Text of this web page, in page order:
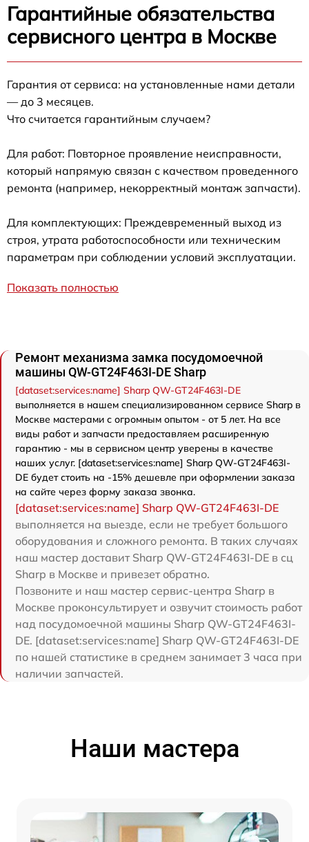
Гарантийные обязательства
сервисного центра в Москве
Гарантия от сервиса: на установленные нами детали
— до 3 месяцев.
Что считается гарантийным случаем?
Для работ: Повторное проявление неисправности,
который напрямую связан с качеством проведенного
ремонта (например, некорректный монтаж запчасти).
Для комплектующих: Преждевременный выход из
строя, утрата работоспособности или техническим
параметрам при соблюдении условий эксплуатации.
Показать полностью
Ремонт механизма замка посудомоечной
машины QW-GT24F463I-DE Sharp
[dataset:services:name] Sharp QW-GT24F463I-DE
выполняется в нашем специализированном сервисе Sharp в
Москве мастерами с огромным опытом - от 5 лет. На все
виды работ и запчасти предоставляем расширенную
гарантию - мы в сервисном центр уверены в качестве
наших услуг. [dataset:services:name] Sharp QW-GT24F463I-
DE будет стоить на -15% дешевле при оформлении заказа
на сайте через форму заказа звонка.
[dataset:services:name] Sharp QW-GT24F463I-DE
выполняется на выезде, если не требует большого
оборудования и сложного ремонта. В таких случаях
наш мастер доставит Sharp QW-GT24F463I-DE в сц
Sharp в Москве и привезет обратно.
Позвоните и наш мастер сервис-центра Sharp в
Москве проконсультирует и озвучит стоимость работ
над посудомоечной машины Sharp QW-GT24F463I-
DE. [dataset:services:name] Sharp QW-GT24F463I-DE
по нашей статистике в среднем занимает 3 часа при
наличии запчастей.
Наши мастера